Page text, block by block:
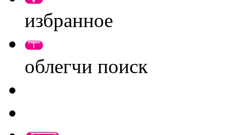
избранное
облегчи поиск